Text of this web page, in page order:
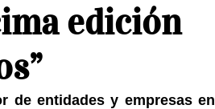
edición
de entidades y empresas en